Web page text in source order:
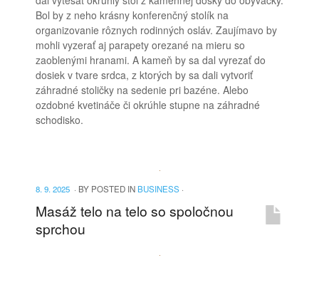
Bol by z neho krásny konferenčný stolík na
organizovanie rôznych rodinných osláv. Zaujímavo by
mohli vyzerať aj parapety orezané na mieru so
zaoblenými hranami. A kameň by sa dal vyrezať do
dosiek v tvare srdca, z ktorých by sa dali vytvoriť
záhradné stoličky na sedenie pri bazéne. Alebo
ozdobné kvetináče či okrúhle stupne na záhradné
schodisko.
8. 9. 2025 · BY POSTED IN BUSINESS ·
Masáž telo na telo so spoločnou
sprchou